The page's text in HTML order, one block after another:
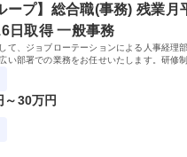
ープ】総合職(事務) 残業
日取得 一般事務
て、ジョブローテーションによる人事経理
い部署での業務をお任せいたします。研修
記業務詳細
30万円